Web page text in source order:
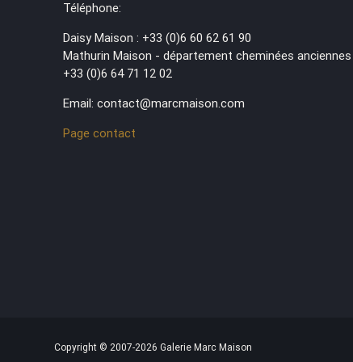
Téléphone:
Daisy Maison : +33 (0)6 60 62 61 90
Mathurin Maison - département cheminées anciennes
+33 (0)6 64 71 12 02
Email: contact@marcmaison.com
Page contact
Copyright © 2007-2026 Galerie Marc Maison